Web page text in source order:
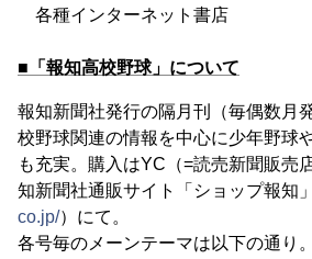
各種インターネット書店
■「報知高校野球」について
報知新聞社発行の隔月刊（毎偶数月
校野球関連の情報を中心に少年野球
も充実。購入はYC（=読売新聞販売
知新聞社通販サイト「ショップ報知
co.jp/）にて。
各号毎のメーンテーマは以下の通り。